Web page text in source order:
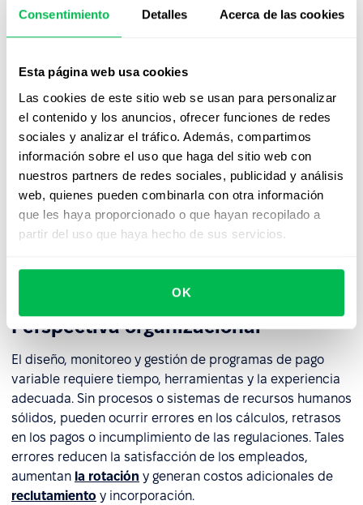
Consentimiento Detalles Acerca de las cookies
Esta página web usa cookies
Las cookies de este sitio web se usan para personalizar
el contenido y los anuncios, ofrecer funciones de redes
sociales y analizar el tráfico. Además, compartimos
información sobre el uso que haga del sitio web con
nuestros partners de redes sociales, publicidad y análisis
web, quienes pueden combinarla con otra información
que les haya proporcionado o que hayan recopilado a
partir del uso que haya hecho de sus servicios.
OK
puede
reducir la sensación de seguridad financiera de
si eso implica recompensas potencialmente menores.
relacionadas con crisis afectan los resultados, la
inestabilidad en los ingresos puede aumentar aún más la
frustración.
Si las reglas de la remuneración variable no están claras
o los equipos tienen oportunidades desiguales para
alcanzar sus metas,pueden surgir sentimientos de
injusticia y una reducción en compromiso. Cuando la
sentada, pierde su poder motivador.
Perspectiva organizacional
El diseño, monitoreo y gestión de programas de pago
variable requiere tiempo, herramientas y la experiencia
adecuada. Sin procesos o sistemas de recursos humanos
sólidos, pueden ocurrir errores en los cálculos, retrasos
en los pagos o incumplimiento de las regulaciones. Tales
errores reducen la satisfacción de los empleados,
aumentan la rotación y generan costos adicionales de
reclutamiento y incorporación.